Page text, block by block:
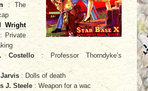
: The
Wright
: Private
Costello: Professor Thorndyke’s
: Dolls of death
J. Steele: Weapon for a wac